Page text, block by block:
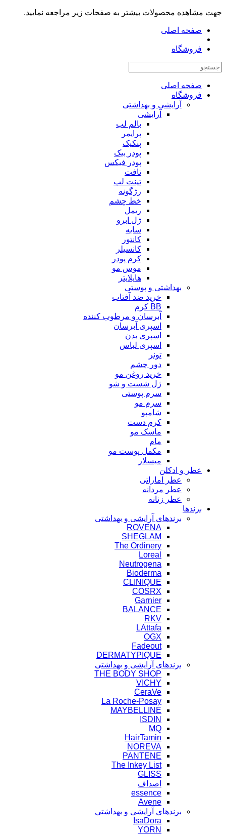
جهت مشاهده محصولات بیشتر به صفحات زیر مراجعه نمایید.
صفحه اصلی
فروشگاه
صفحه اصلی
فروشگاه
آرایشی و بهداشتی
آرایشی
بالم لب
پرایمر
پنکیک
پودر بیک
پودر فیکس
تافت
تینت لب
رژگونه
خط چشم
ریمل
ژل ابرو
سایه
کانتور
کانسیلر
کرم پودر
موس مو
هایلایتر
بهداشتی و پوستی
خرید ضد آفتاب
BB کرم
آبرسان و مرطوب کننده
اسپری آبرسان
اسپری بدن
اسپری لباس
تونر
دور چشم
خرید روغن مو
ژل شست و شو
سرم پوستی
سرم مو
شامپو
کرم دست
ماسک مو
مام
مکمل پوست مو
میسلار
عطر و ادکلن
عطر اماراتی
عطر مردانه
عطر زنانه
برندها
برندهای آرایشی و بهداشتی
ROVENA
SHEGLAM
The Ordinery
Loreal
Neutrogena
Bioderma
CLINIQUE
COSRX
Garnier
BALANCE
RKV
LAttafa
OGX
Fadeout
DERMATYPIQUE
برندهای آرایشی و بهداشتی
THE BODY SHOP
VICHY
CeraVe
La Roche-Posay
MAYBELLINE
ISDIN
MQ
HairTamin
NOREVA
PANTENE
The Inkey List
GLISS
اصداف
essence
Avene
برندهای آرایشی و بهداشتی
IsaDora
YORN